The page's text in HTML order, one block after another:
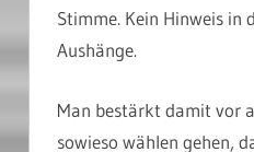
Stimme. Kein Hinweis in
Aushänge.
Man bestärkt damit vor
sowieso wählen gehen,